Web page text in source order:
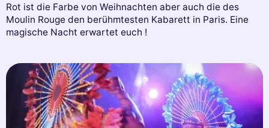
Rot ist die Farbe von Weihnachten aber auch die des
Moulin Rouge den berühmtesten Kabarett in Paris. Eine
magische Nacht erwartet euch !